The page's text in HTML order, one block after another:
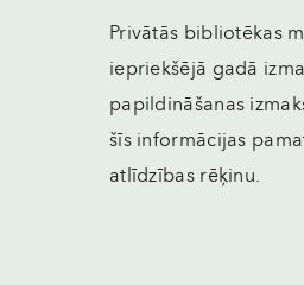
Privātās bibliotēkas
iepriekšējā gadā
papildināšanas
šīs informācijas
atlīdzības rēķinu.